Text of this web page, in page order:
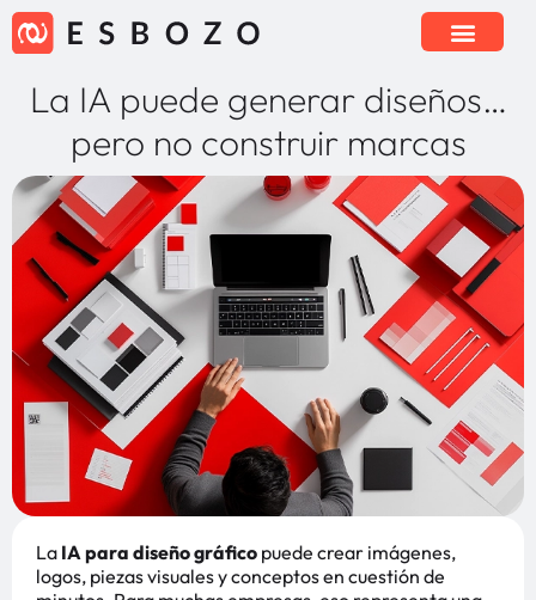
La IA puede generar diseños…
pero no construir marcas
La IA para diseño gráfico puede crear imágenes,
logos, piezas visuales y conceptos en cuestión de